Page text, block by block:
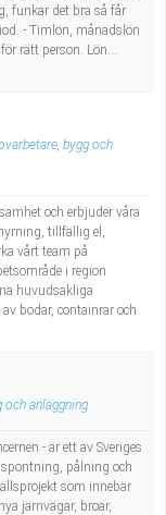
funkar det bra så får
- Timlön, månadslön
rätt person. Lön...
bygg och
och erbjuder våra
tillfällig el,
vårt team på
i region
huvudsakliga
bodar, containrar och
och anläggning
- är ett av Sveriges
pålning och
som innebär
järnvägar, broar,